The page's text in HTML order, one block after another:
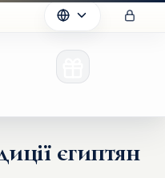
єгиптян